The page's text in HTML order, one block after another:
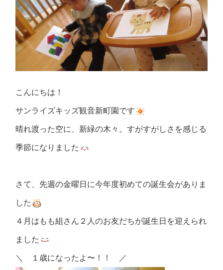
こんにちは！
サンライズキッズ観音新町園です
晴れ渡った空に、新緑の木々。すがすがしさを感じる
季節になりました
さて、先週の金曜日に今年度初めての誕生会がありま
した
４月はもも組さん２人のお友だちが誕生日を迎えられ
ました
＼ １歳になったよ〜！！ ／